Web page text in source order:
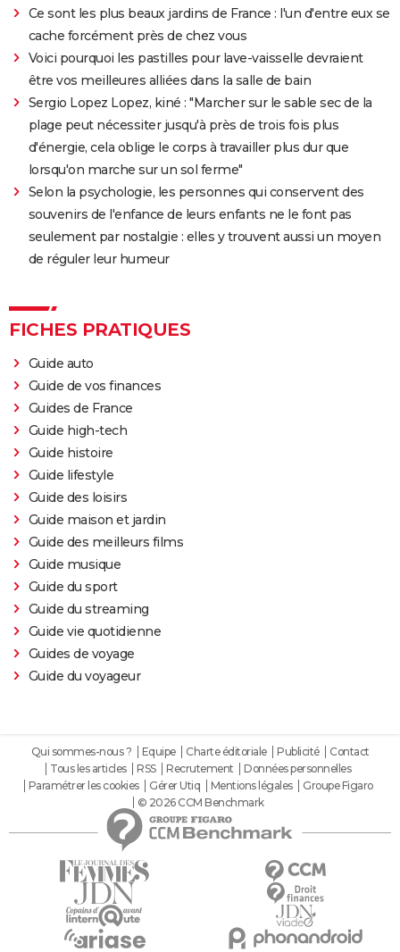
Ce sont les plus beaux jardins de France : l'un d'entre eux se
cache forcément près de chez vous
Voici pourquoi les pastilles pour lave-vaisselle devraient
être vos meilleures alliées dans la salle de bain
Sergio Lopez Lopez, kiné : "Marcher sur le sable sec de la
plage peut nécessiter jusqu'à près de trois fois plus
d'énergie, cela oblige le corps à travailler plus dur que
lorsqu'on marche sur un sol ferme"
Selon la psychologie, les personnes qui conservent des
souvenirs de l'enfance de leurs enfants ne le font pas
seulement par nostalgie : elles y trouvent aussi un moyen
de réguler leur humeur
FICHES PRATIQUES
Guide auto
Guide de vos finances
Guides de France
Guide high-tech
Guide histoire
Guide lifestyle
Guide des loisirs
Guide maison et jardin
Guide des meilleurs films
Guide musique
Guide du sport
Guide du streaming
Guide vie quotidienne
Guides de voyage
Guide du voyageur
Qui sommes-nous ? Equipe Charte éditoriale Publicité
Contact
Tous les articles
RSS Recrutement
Données personnelles
Paramétrer les cookies
Gérer Utiq Mentions légales
Groupe Figaro
© 2026 CCM Benchmark